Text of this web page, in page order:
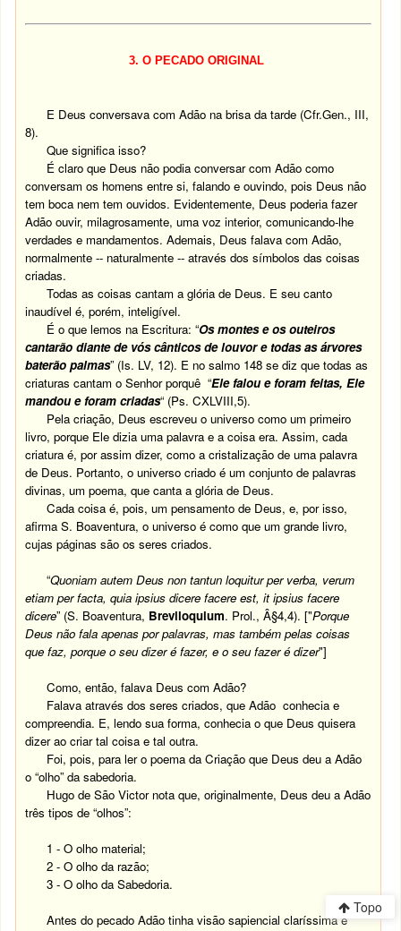
3. O PECADO ORIGINAL
E Deus conversava com Adão na brisa da tarde (Cfr.Gen., III,
8).
Que significa isso?
É claro que Deus não podia conversar com Adão como
conversam os homens entre si, falando e ouvindo, pois Deus não
tem boca nem tem ouvidos. Evidentemente, Deus poderia fazer
Adão ouvir, milagrosamente, uma voz interior, comunicando-lhe
verdades e mandamentos. Ademais, Deus falava com Adão,
normalmente -- naturalmente -- através dos símbolos das coisas
criadas.
Todas as coisas cantam a glória de Deus. E seu canto
inaudível é, porém, inteligível.
É o que lemos na Escritura: “Os montes e os outeiros
cantarão diante de vós cânticos de louvor e todas as árvores
baterão palmas” (Is. LV, 12). E no salmo 148 se diz que todas as
criaturas cantam o Senhor porquê “Ele falou e foram feitas, Ele
mandou e foram criadas“ (Ps. CXLVIII,5).
Pela criação, Deus escreveu o universo como um primeiro
livro, porque Ele dizia uma palavra e a coisa era. Assim, cada
criatura é, por assim dizer, como a cristalização de uma palavra
de Deus. Portanto, o universo criado é um conjunto de palavras
divinas, um poema, que canta a glória de Deus.
Cada coisa é, pois, um pensamento de Deus, e, por isso,
afirma S. Boaventura, o universo é como que um grande livro,
cujas páginas são os seres criados.
“Quoniam autem Deus non tantun loquitur per verba, verum
etiam per facta, quia ipsius dicere facere est, it ipsius facere
dicere” (S. Boaventura, Breviloquium. Prol., Â§4,4). ["Porque
Deus não fala apenas por palavras, mas também pelas coisas
que faz, porque o seu dizer é fazer, e o seu fazer é dizer"]
Como, então, falava Deus com Adão?
Falava através dos seres criados, que Adão conhecia e
compreendia. E, lendo sua forma, conhecia o que Deus quisera
dizer ao criar tal coisa e tal outra.
Foi, pois, para ler o poema da Criação que Deus deu a Adão
o “olho” da sabedoria.
Hugo de São Victor nota que, originalmente, Deus deu a Adão
três tipos de “olhos”:
1 - O olho material;
2 - O olho da razão;
3 - O olho da Sabedoria.
Antes do pecado Adão tinha visão sapiencial clarí­ssima e
Topo